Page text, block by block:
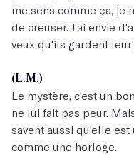
me sens comme ça, je
de creuser. J'ai envie
veux qu'ils gardent
(L.M.)
Le mystère, c'est un
ne lui fait pas peur.
savent aussi qu'elle
comme une horloge.